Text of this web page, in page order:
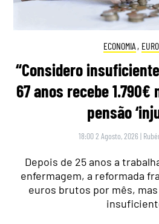
ECONOMIA ,
“Considero
67 anos recebe
pensão
18:00 2 Agosto, 2026 |
Depois de 25 anos a
enfermagem, a reformada
euros brutos por mês,